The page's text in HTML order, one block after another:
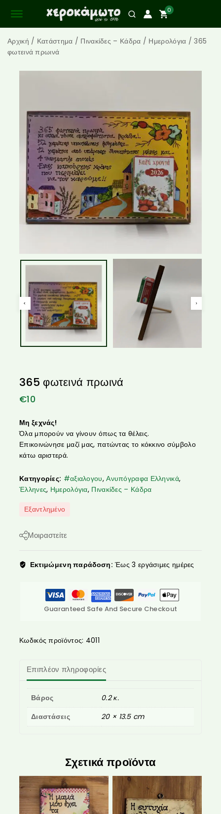
0
Αρχική / Κατάστημα / Πινακίδες – Κάδρα / Ημερολόγια / 365
φωτεινά πρωινά
365 φωτεινά πρωινά
€10
Μη ξεχνάς!
Όλα μπορούν να γίνουν όπως τα θέλεις.
Επικοινώνησε μαζί μας, πατώντας το κόκκινο σύμβολο
κάτω αριστερά.
Κατηγορίες: #αξιαλογου,Ανυπόγραφα Ελληνικά,
Έλληνες, Ημερολόγια, Πινακίδες – Κάδρα
Εξαντλημένο
Μοιραστείτε
Εκτιμώμενη παράδοση: Έως 3 εργάσιμες ημέρες
Guaranteed Safe And Secure Checkout
Κωδικός προϊόντος: 4011
Επιπλέον πληροφορίες
Βάρος
0.2 κ.
Διαστάσεις
20 × 13.5 cm
Σχετικά προϊόντα